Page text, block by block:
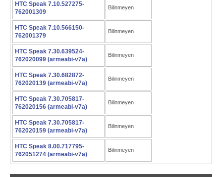
HTC Speak 7.10.527275-
762001309
Bilinmeyen
HTC Speak 7.10.566150-
762001379
Bilinmeyen
HTC Speak 7.30.639524-
762020099 (armeabi-v7a)
Bilinmeyen
HTC Speak 7.30.682872-
762020139 (armeabi-v7a)
Bilinmeyen
HTC Speak 7.30.705817-
762020156 (armeabi-v7a)
Bilinmeyen
HTC Speak 7.30.705817-
762020159 (armeabi-v7a)
Bilinmeyen
HTC Speak 8.00.717795-
762051274 (armeabi-v7a)
Bilinmeyen